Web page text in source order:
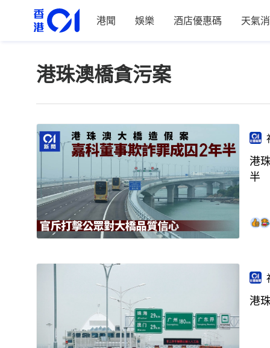
港聞 娛樂 酒店優惠碼 天氣
港珠澳橋貪污案
港
半
港